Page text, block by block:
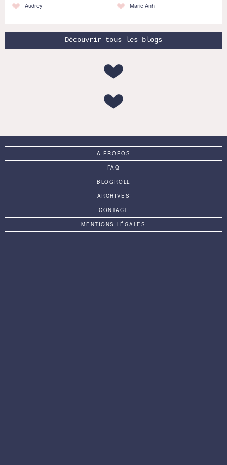
Audrey
Marie Anh
Découvrir tous les blogs
A PROPOS
FAQ
BLOGROLL
ARCHIVES
CONTACT
MENTIONS LÉGALES